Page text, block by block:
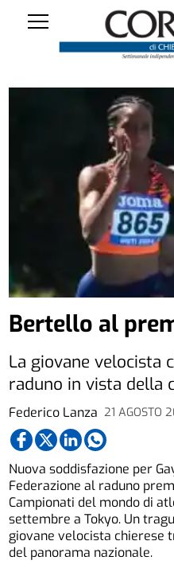
Federico Lanza 21 AGOSTO
Bertello al
La giovane velocista
raduno in vista della
Nuova soddisfazione per
Federazione al raduno
Campionati del mondo di
settembre a Tokyo. Un
giovane velocista chierese
del panorama nazionale.